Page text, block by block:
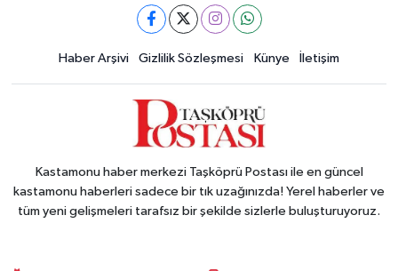
Haber Arşivi Gizlilik Sözleşmesi Künye İletişim
Kastamonu haber merkezi Taşköprü Postası ile en güncel
kastamonu haberleri sadece bir tık uzağınızda! Yerel haberler ve
tüm yeni gelişmeleri tarafsız bir şekilde sizlerle buluşturuyoruz.